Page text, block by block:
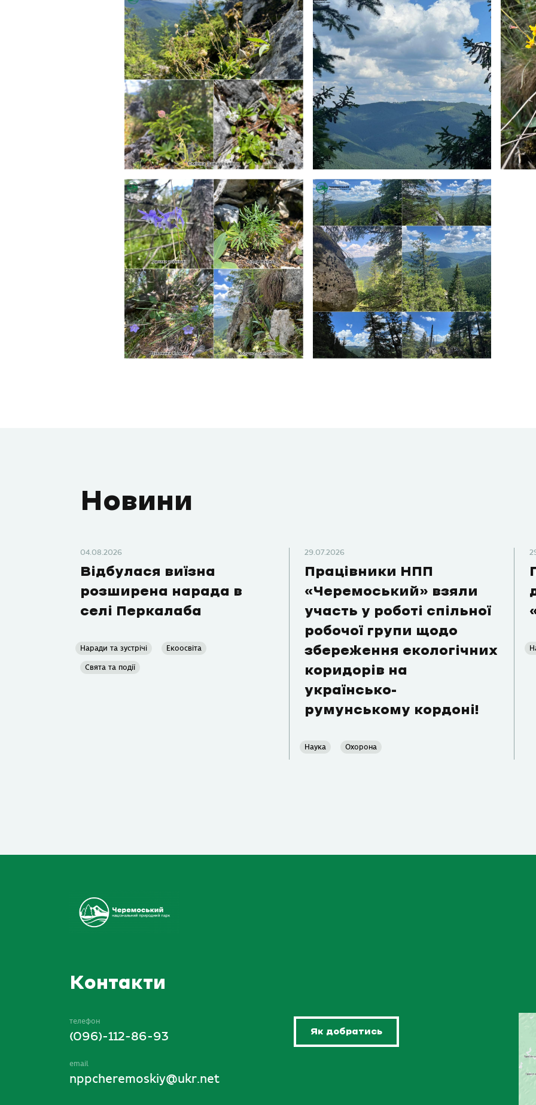
Новини
04.08.2026
Відбулася виїзна
розширена нарада в
селі Перкалаба
Наради та зустрічі Екоосвіта
Свята та події
29.07.2026
Працівники НПП
«Черемоський» взяли
участь у роботі спільної
робочої групи щодо
збереження екологічних
коридорів на
українсько-
румунському кордоні!
Наука Охорона
Контакти
телефон
(096)-112-86-93
email
nppcheremoskiy@ukr.net
Як добратись